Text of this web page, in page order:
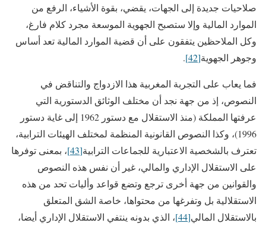
صلاحيات جديدة إلى الجهات، يقضي، بقوة الأشياء، الرفع من
الموارد المالية وإلا ستصبح الجهوية الموسعة مجرد كلام فارغ،
وكل الملاحظين يتفقون على أن قضية الموارد المالية تعد أساس
وجوهر الجهوية[42]
.
فما يعاب على التجربة المغربية هذا الازدواج والتناقض في
النصوص، إذ من جهة نجد أن مختلف الوثائق الدستورية التي
عرفتها المملكة (منذ الاستقلال مع دستور 1962 إلى غاية دستور
1996)، وكذا النصوص القانونية المنظمة لمختلف الهيئات الترابية،
تعترف بالشخصية الاعتبارية للجماعات الترابية[43]
، بمعنى توفرها
على الاستقلال الإداري والمالي، غير أن نفس هذه النصوص
والقوانين من جهة أخرى ترجع وتضع قواعد وأليات تحد من هذه
الاستقلالية بل وتفرغها من محتواها، خاصة الشق المتعلق
بالاستقلال المالي[44]
، الذي بدونه ينتفي الاستقلال الإداري أيضا،